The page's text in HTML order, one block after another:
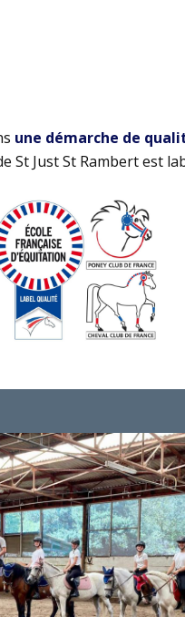
une démarche de
St Just St Rambert est